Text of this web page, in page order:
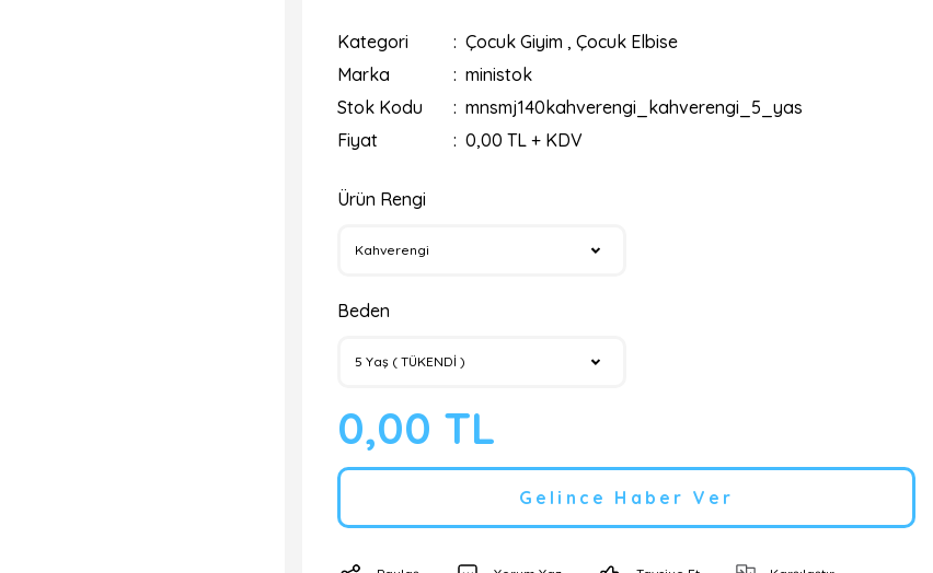
Kategori Çocuk Giyim , Çocuk Elbise
Marka
ministok
Stok Kodu
mnsmj140kahverengi_kahverengi_5_yas
Fiyat
0,00 TL + KDV
Ürün Rengi
Beden
0,00 TL
Gelince Haber Ver